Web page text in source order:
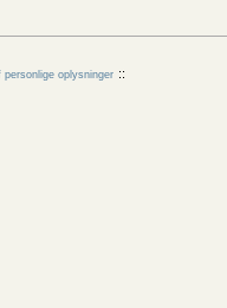
personlige oplysninger